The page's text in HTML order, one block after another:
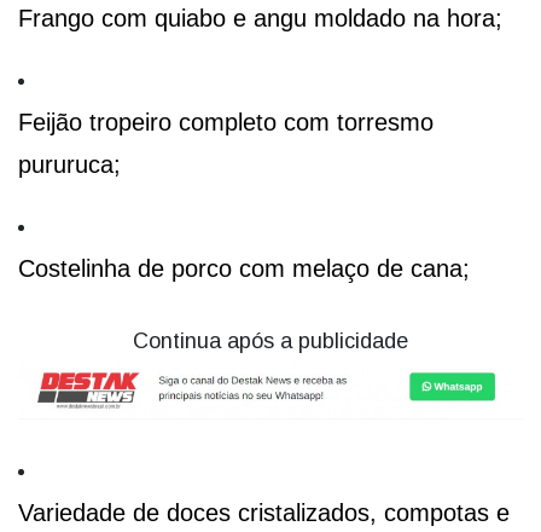
Frango com quiabo e angu moldado na hora;
Feijão tropeiro completo com torresmo
pururuca;
Costelinha de porco com melaço de cana;
Continua após a publicidade
Variedade de doces cristalizados, compotas e